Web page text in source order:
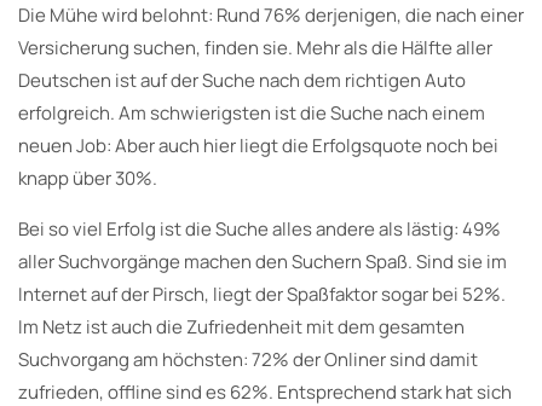
Die Mühe wird belohnt: Rund 76% derjenigen, die nach einer
Versicherung suchen, finden sie. Mehr als die Hälfte aller
Deutschen ist auf der Suche nach dem richtigen Auto
erfolgreich. Am schwierigsten ist die Suche nach einem
neuen Job: Aber auch hier liegt die Erfolgsquote noch bei
knapp über 30%.
Bei so viel Erfolg ist die Suche alles andere als lästig: 49%
aller Suchvorgänge machen den Suchern Spaß. Sind sie im
Internet auf der Pirsch, liegt der Spaßfaktor sogar bei 52%.
Im Netz ist auch die Zufriedenheit mit dem gesamten
Suchvorgang am höchsten: 72% der Onliner sind damit
zufrieden, offline sind es 62%. Entsprechend stark hat sich